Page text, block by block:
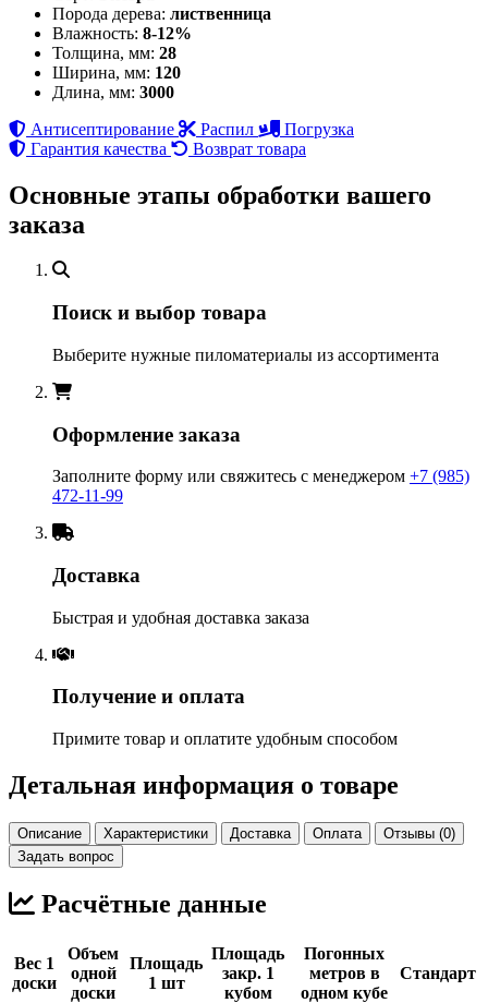
Порода дерева: лиственница
Влажность: 8-12%
Толщина, мм: 28
Ширина, мм: 120
Длина, мм: 3000
Антисептирование
Распил
Погрузка
Гарантия качества
Возврат товара
Основные этапы обработки вашего
заказа
Поиск и выбор товара
Выберите нужные пиломатериалы из ассортимента
Оформление заказа
Заполните форму или свяжитесь с менеджером +7 (985)
472-11-99
Доставка
Быстрая и удобная доставка заказа
Получение и оплата
Примите товар и оплатите удобным способом
Детальная информация о товаре
Описание Характеристики Доставка Оплата
Отзывы (0)
Задать вопрос
Расчётные данные
Вес 1
доски
Объем
одной
доски
Площадь
1 шт
Площадь
закр. 1
кубом
Погонных
метров в
одном кубе
Стандарт